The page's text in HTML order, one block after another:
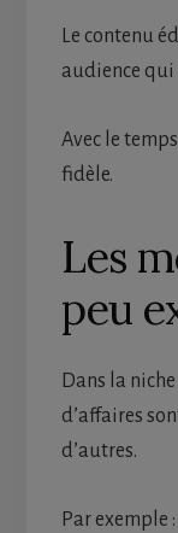
Le contenu
audience qui
Avec le
fidèle.
Les
peu
Dans la
d’affaires
d’autres.
Par exemple :